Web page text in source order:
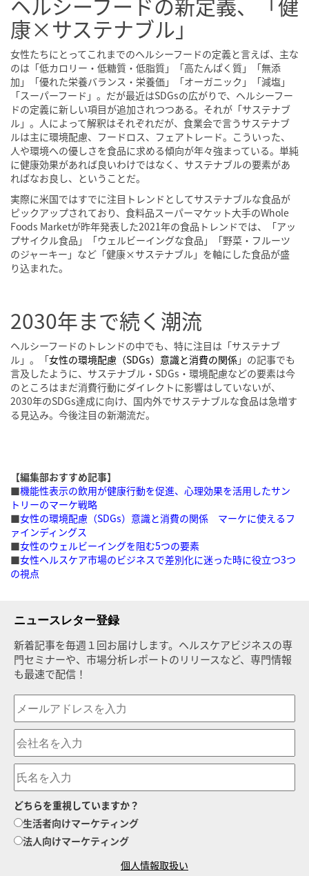
康×サステナブル」
女性たちにとってこれまでのヘルシーフードの定義と言えば、主な
のは「低カロリー・低糖質・低脂質」「高たんぱく質」「無添
加」「優れた栄養バランス・栄養価」「オーガニック」「減塩」
「スーパーフード」。だが最近はSDGsの広がりで、ヘルシーフー
ドの定義に新しい項目が追加されつつある。それが「サステナブ
ル」。人によって解釈はそれぞれだが、食業会で言うサステナブ
ルは主に環境配慮、フードロス、フェアトレード。こういった、
人や環境への優しさを食品に求める傾向が年々強まっている。単純
に健康効果があれば良いわけではなく、サステナブルの要素があ
ればなお良し、ということだ。
実際に米国ではすでに注目トレンドとしてサステナブルな食品が
ピックアップされており、食料品スーパーマケット大手のWhole
Foods Marketが昨年発表した2021年の食品トレンドでは、「アッ
プサイクル食品」「ウェルビーイングな食品」「野菜・フルーツ
のジャーキー」など「健康×サステナブル」を軸にした食品が盛
り込まれた。
2030年まで続く潮流
ヘルシーフードのトレンドの中でも、特に注目は「サステナブ
ル」。「女性の環境配慮（SDGs）意識と消費の関係」の記事でも
言及したように、サステナブル・SDGs・環境配慮などの要素は今
のところはまだ消費行動にダイレクトに影響はしていないが、
2030年のSDGs達成に向け、国内外でサステナブルな食品は急増す
る見込み。今後注目の新潮流だ。
【編集部おすすめ記事】
■機能性表示の飲用が健康行動を促進、心理効果を活用したサン
トリーのマーケ戦略
■女性の環境配慮（SDGs）意識と消費の関係 マーケに使えるフ
ァインディングス
■女性のウェルビーイングを阻む5つの要素
■女性ヘルスケア市場のビジネスで差別化に迷った時に役立つ3つ
の視点
ニュースレター登録
新着記事を毎週１回お届けします。ヘルスケアビジネスの専
門セミナーや、市場分析レポートのリリースなど、専門情報
も最速で配信！
どちらを重視していますか？
生活者向けマーケティング
法人向けマーケティング
個人情報取扱い